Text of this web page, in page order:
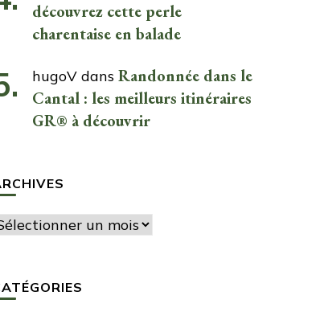
découvrez cette perle
charentaise en balade
hugoVdans Randonnée dans le
Cantal : les meilleurs itinéraires
GR® à découvrir